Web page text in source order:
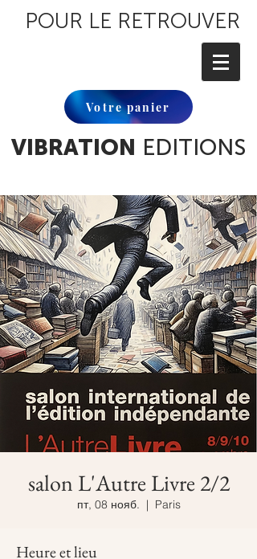
POUR LE RETROUVER
Votre panier
VIBRATION EDITIONS
salon L'Autre Livre 2/2
пт, 08 нояб.
  |
Paris
Heure et lieu